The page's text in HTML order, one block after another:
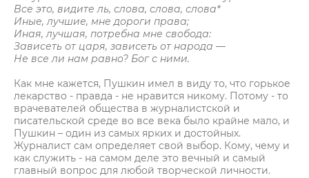
Все это, видите ль, слова, слова, слова*
Иные, лучшие, мне дороги права;
Иная, лучшая, потребна мне свобода:
Зависеть от царя, зависеть от народа —
Не все ли нам равно? Бог с ними.
Как мне кажется, Пушкин имел в виду то, что горькое
лекарство - правда - не нравится никому. Потому - то
врачевателей общества в журналистской и
писательской среде во все века было крайне мало, и
Пушкин – один из самых ярких и достойных.
Журналист сам определяет свой выбор. Кому, чему и
как служить - на самом деле это вечный и самый
главный вопрос для любой творческой личности.